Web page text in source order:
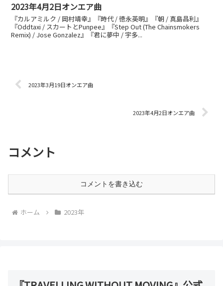
2023年4月2日オンエア曲
『カルアミルク / 岡村靖幸』『時代 / 徳永英明』『朝 / 真島昌利』
『Oddtaxi / スカートとPunpee』『Step Out (The Chainsmokers
Remix) / Jose Gonzalez』『君に夢中 / 宇多...
2023年3月19日オンエア曲
2023年4月2日オンエア曲
コメント
コメントを書き込む
ホーム 2023年